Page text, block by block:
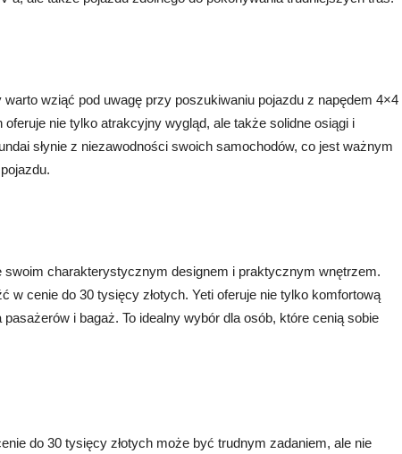
wziąć pod uwagę przy poszukiwaniu pojazdu z napędem 4×4
nie tylko atrakcyjny wygląd, ale także solidne osiągi i
słynie z niezawodności swoich samochodów, co jest ważnym
swoim charakterystycznym designem i praktycznym wnętrzem.
w cenie do 30 tysięcy złotych. Yeti oferuje nie tylko komfortową
i bagaż. To idealny wybór dla osób, które cenią sobie
do 30 tysięcy złotych może być trudnym zadaniem, ale nie